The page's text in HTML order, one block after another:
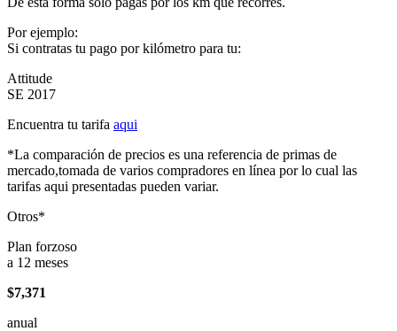
Por ejemplo:
Si contratas tu pago por kilómetro para tu:
Attitude
SE 2017
Encuentra tu tarifa aqui
*La comparación de precios es una referencia de primas de
mercado,tomada de varios compradores en línea por lo cual las
tarifas aqui presentadas pueden variar.
Otros*
Plan forzoso
a 12 meses
$7,371
anual